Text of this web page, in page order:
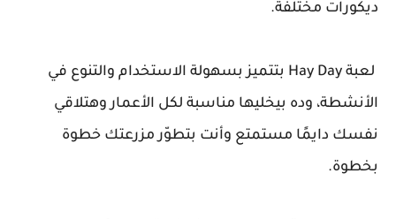
ديكورات مختلفة.
لعبة Hay Day بتتميز بسهولة الاستخدام والتنوع في
الأنشطة، وده بيخليها مناسبة لكل الأعمار وهتلاقي
نفسك دايمًا مستمتع وأنت بتطوّر مزرعتك خطوة
بخطوة.